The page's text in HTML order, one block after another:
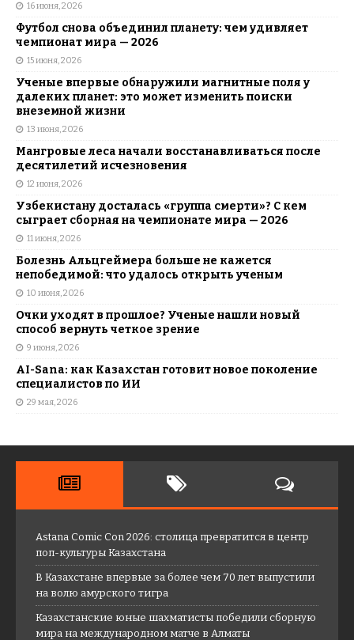
16 июня, 2026
Футбол снова объединил планету: чем удивляет
чемпионат мира — 2026
15 июня, 2026
Ученые впервые обнаружили магнитные поля у
далеких планет: это может изменить поиски
внеземной жизни
13 июня, 2026
Мангровые леса начали восстанавливаться после
десятилетий исчезновения
12 июня, 2026
Узбекистану досталась «группа смерти»? С кем
сыграет сборная на чемпионате мира — 2026
11 июня, 2026
Болезнь Альцгеймера больше не кажется
непобедимой: что удалось открыть ученым
10 июня, 2026
Очки уходят в прошлое? Ученые нашли новый
способ вернуть четкое зрение
9 июня, 2026
AI-Sana: как Казахстан готовит новое поколение
специалистов по ИИ
29 мая, 2026
Astana Comic Con 2026: столица превратится в центр
поп-культуры Казахстана
В Казахстане впервые за более чем 70 лет выпустили
на волю амурского тигра
Казахстанские юные шахматисты победили сборную
мира на международном матче в Алматы